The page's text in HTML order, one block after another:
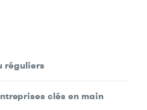
réguliers
clés en main